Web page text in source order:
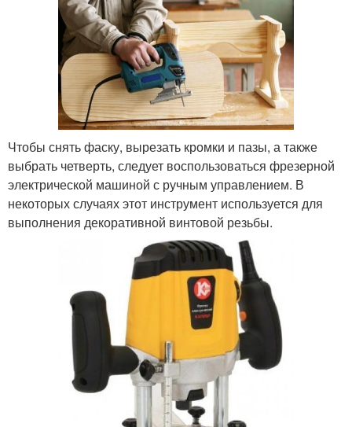
Чтобы снять фаску, вырезать кромки и пазы, а также
выбрать четверть, следует воспользоваться фрезерной
электрической машиной с ручным управлением. В
некоторых случаях этот инструмент используется для
выполнения декоративной винтовой резьбы.